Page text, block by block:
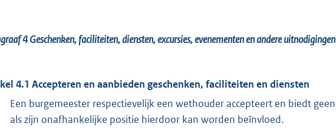
4Geschenken, faciliteiten, diensten, excursies, evenementen en andere uitnodigingen
4.1 Accepteren en aanbieden geschenken, faciliteiten en diensten
Een burgemeester respectievelijk een wethouder accepteert en biedt
als zijn onafhankelijke positie hierdoor kan worden beïnvloed.